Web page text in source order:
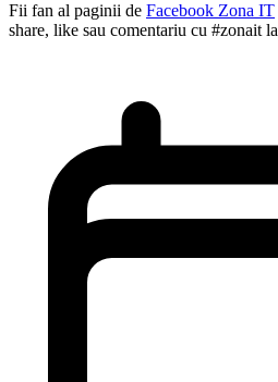
Fii fan al paginii de Facebook Zona IT
share, like sau comentariu cu #zonait la